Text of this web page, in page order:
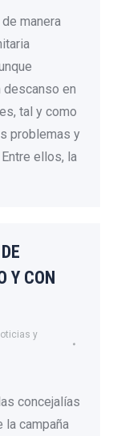
manera
descanso en
tal y como
problemas y
ellos, la
Y CON
y
concejalías
la campaña